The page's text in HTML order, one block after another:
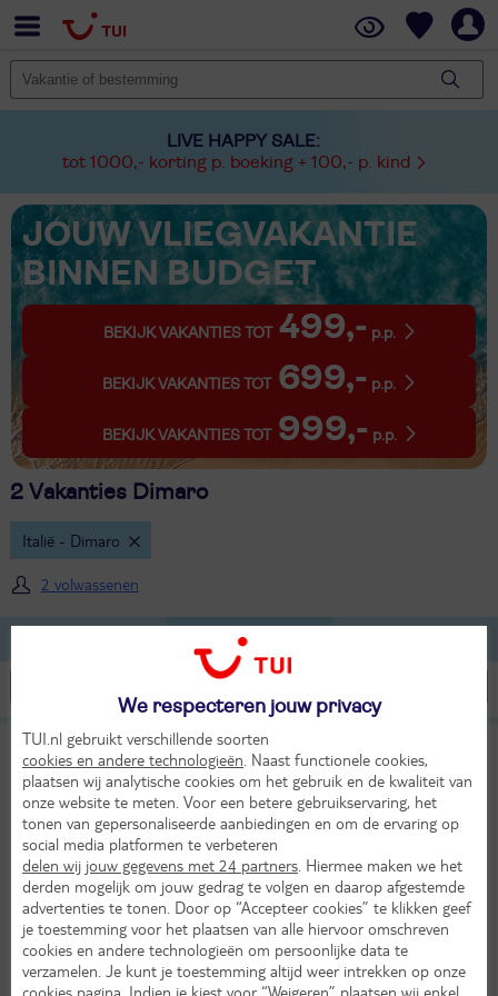
LIVE HAPPY SALE:
tot 1000,- korting p. boeking + 100,- p. kind
JOUW VLIEGVAKANTIE
BINNEN BUDGET
BEKIJK VAKANTIES TOT 499,- p.p.
BEKIJK VAKANTIES TOT 699,- p.p.
BEKIJK VAKANTIES TOT 999,- p.p.
2 Vakanties Dimaro
Italië - Dimaro
2 volwassenen
Lijst
9
Uitstekend
Sport Hotel Rosatti
TUI classificatie Hotel
Italië Skiarea Campiglio Dolomiti di Brenta Trentino Val di Sole
12°
in sep
Za 19 sep 2026
4 dagen (3 nachten)
Eigen vervoer
Halfpension
202,-
per persoon
We respecteren jouw privacy
TUI.nl gebruikt verschillende soorten
cookies en andere technologieën . Naast functionele cookies,
plaatsen wij analytische cookies om het gebruik en de kwaliteit van
onze website te meten. Voor een betere gebruikservaring, het
tonen van gepersonaliseerde aanbiedingen en om de ervaring op
social media platformen te verbeteren
delen wij jouw gegevens met 24 partners . Hiermee maken we het
derden mogelijk om jouw gedrag te volgen en daarop afgestemde
advertenties te tonen. Door op “Accepteer cookies” te klikken geef
je toestemming voor het plaatsen van alle hiervoor omschreven
cookies en andere technologieën om persoonlijke data te
verzamelen. Je kunt je toestemming altijd weer intrekken op onze
cookies pagina . Indien je kiest voor “Weigeren” plaatsen wij enkel